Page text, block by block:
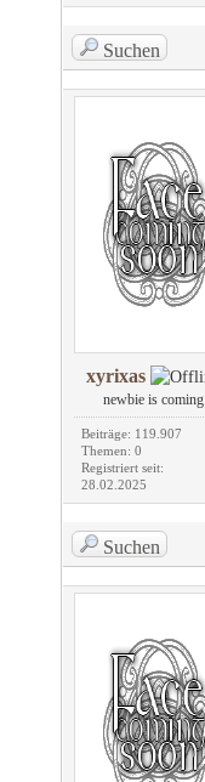
Suchen
xyrixas
newbie is coming
Beiträge: 119.907
Themen: 0
Registriert seit:
28.02.2025
Suchen